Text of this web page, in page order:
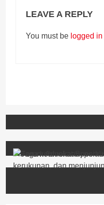
LEAVE A REPLY
You must be logged in